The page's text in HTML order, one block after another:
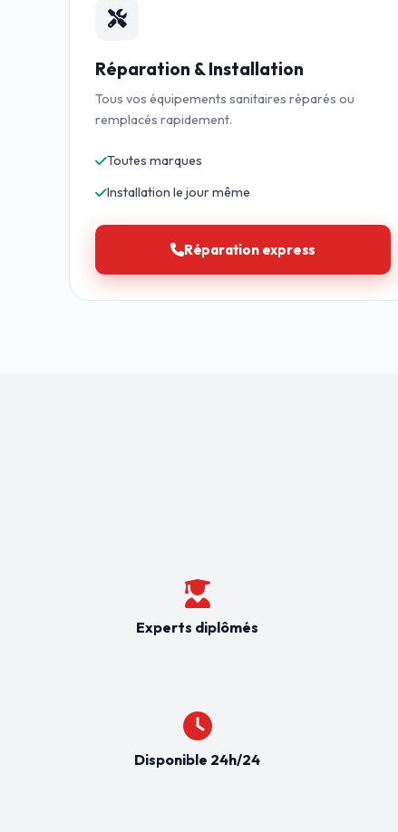
Réparation & Installation
Tous vos équipements sanitaires réparés ou
remplacés rapidement.
Toutes marques
Installation le jour même
Réparation express
Experts diplômés
Disponible 24h/24